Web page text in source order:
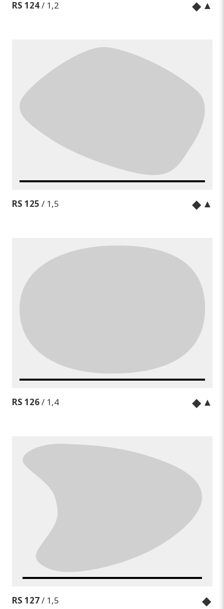
RS 124/ 1,2 ◆ ▲
RS 125 / 1,5 ◆ ▲
RS 126/ 1,4 ◆ ▲
RS 127/ 1,5 ◆